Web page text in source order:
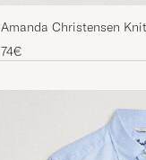
Amanda Christensen
74€